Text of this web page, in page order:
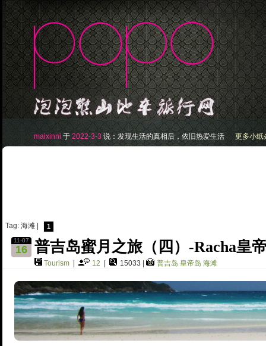
Tag: 海滩 | 1
11-07
16 普吉岛蜜月之旅（四）-Racha皇
Tourism 12 15033 | 普吉岛 皇帝岛 海滩
maixinni 于 2022-3-3说： 发现生活的真相后，依旧热爱生活 更多小纸